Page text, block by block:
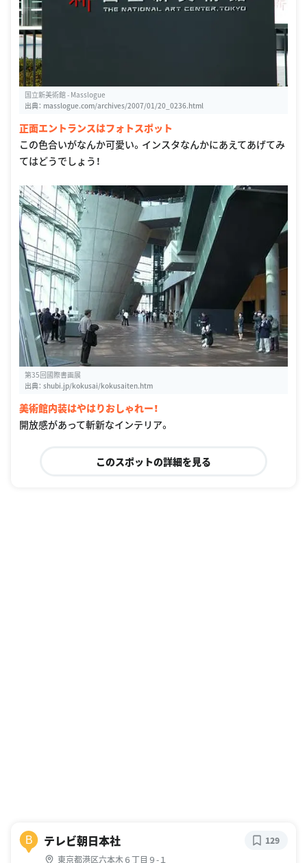
国立新美術館 - Masslogue
出典： masslogue.com/archives/2007/01/20_0236.html
正面エントランスはフォトスポット
この色合いがなんか可愛い。インスタなんかにあえてあげてみ
てはどうでしょう！
第35回國際書画展
出典： shubi.jp/kokusai/kokusaiten.htm
美術館内装はやはりおしゃれー！
開放感があって斬新なインテリア。
このスポットの詳細を見る
B テレビ朝日本社
東京都港区六本木６丁目９-１
129